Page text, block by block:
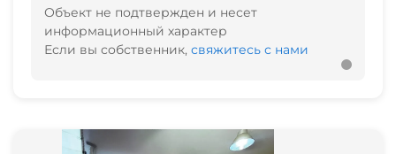
Объект не подтвержден и несет
информационный характер
Если вы собственник, свяжитесь с нами